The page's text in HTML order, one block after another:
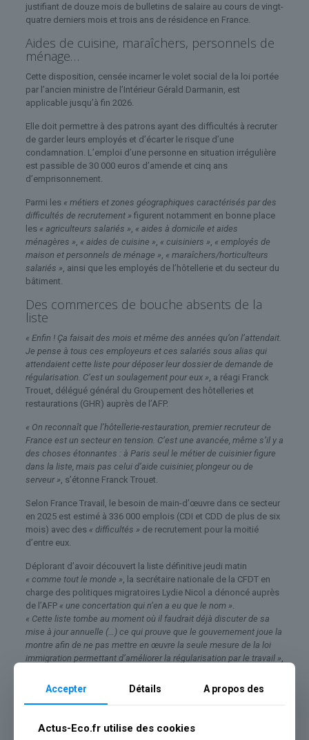
justifiant de douze mois de bulletins de salaire au cours de vingt-
quatre derniers mois et trois ans de résidence en France.
Aides de cuisine, maraîchers, personnels de
ménage…
Cette disposition, censée incarner le volet social de la loi portée
par l’ancien ministre de l’Intérieur Gérald Darmanin, est
applicable jusqu’à fin 2026.
Elle doit permettre à des patrons ayant des difficultés à recruter
de garder leurs employés et d’écarter le risque d’une
condamnation. L’emploi d’une personne en situation irrégulière
est passible de 30 000 euros d’amende et cinq ans
d’emprisonnement.
Parmi les « métiers et zones géographiques caractérisés par des
difficultés de recrutement » figurent notamment en bonne place
les « agriculteurs salariés » « aides à domicile et aides
ménagères » « aides de cuisine » « cuisiniers » « employés de
maison et personnels de ménage » « maraîchers/horticulteurs
salariés » , ainsi que les employés de l’hôtellerie et du secteur du
bâtiment.
Des commerces de bouche absents de la
liste
« Enfin ! Ça faisait des mois et même des années qu’on l’attendait.
Je pense à tous ces employeurs et ces salariés sous alias qui
attendaient cette liste pour déposer leur dossier de demande de
régularisation. C’est un soulagement pour eux » , a réagi Franck
Trouet, délégué général du Groupement des hôtelleries et
restaurations (GHR) auprès de l’AFP.
« On reconnaît que l’hôtellerie-restauration, premier recruteur de
France est un secteur en tension. C’est une avancée, même s’il y a
des choses étonnantes : à Paris seul le métier de cuisinier figure
dans la liste, mais pas celui d’aide cuisinier, plongeur ou de
serveur » , s’étonne Franck Trouet.
Selon France Travail, le besoin de main-d’œuvre dans ce secteur
en 2025 est estimé à 336 000 emplois (CDI et CDD de plus de six
mois) avec des « difficultés » de recrutement pour la moitié
d’entre eux.
Déplorant d’avoir découvert la liste définitive jeudi matin
« comme tout le monde » , la secrétaire nationale de la CFDT en
charge des politiques migratoires Lydie Nicol a dénoncé auprès
de l’AFP « une concertation qui n’en a eu que le nom »
« Cette liste tombe au moment où il faudrait déjà discuter de sa
mise à jour annuelle (…) ce qui prouve que le gouvernement joue la
montre afin de ne pas mettre en œuvre la seule mesure de la loi
immigration permettant d’améliorer la régularisation par le travail »
L’U2P (union des entreprises de proximité) regrette que « les
requêtes de nombreuses professions de l’alimentation
pourtant face à d’importantes difficultés de recrutement, voire à de
Accepter Détails A propos des
Actus-Eco.fr utilise des cookies